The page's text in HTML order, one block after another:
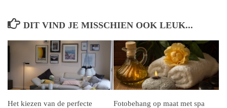
DIT VIND JE MISSCHIEN OOK LEUK...
Het kiezen van de perfecte
Fotobehang op maat met spa